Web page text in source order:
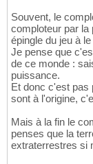
Souvent, le
comploteur par la
épingle du jeu à
Je pense que
de ce monde :
puissance.
Et donc c'est pas
sont à l'origine,
Mais à la fin le
penses que la
extraterrestres si